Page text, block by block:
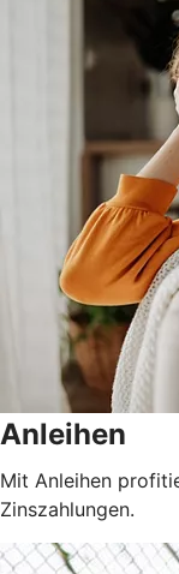
Anleihen
Mit Anleihen
Zinszahlungen.